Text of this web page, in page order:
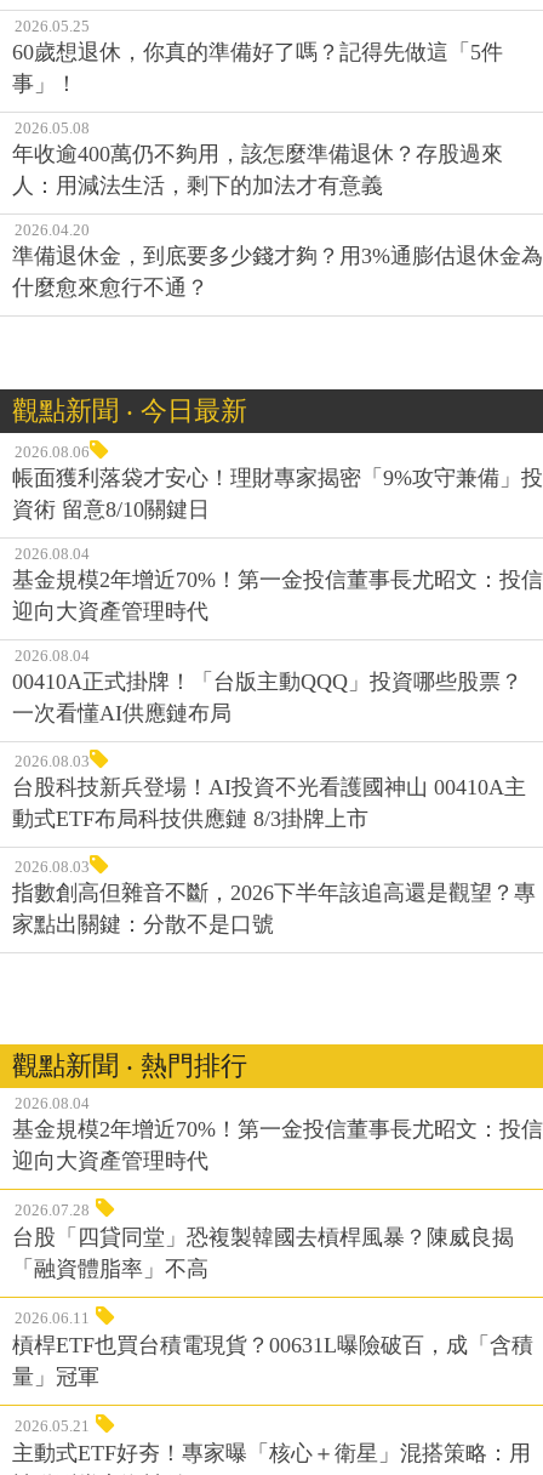
2026.05.25
60歲想退休，你真的準備好了嗎？記得先做這「5件
事」！
2026.05.08
年收逾400萬仍不夠用，該怎麼準備退休？存股過來
人：用減法生活，剩下的加法才有意義
2026.04.20
準備退休金，到底要多少錢才夠？用3%通膨估退休金為
什麼愈來愈行不通？
觀點新聞 ‧ 今日最新
2026.08.06
帳面獲利落袋才安心！理財專家揭密「9%攻守兼備」投
資術 留意8/10關鍵日
2026.08.04
基金規模2年增近70%！第一金投信董事長尤昭文：投信
迎向大資產管理時代
2026.08.04
00410A正式掛牌！「台版主動QQQ」投資哪些股票？
一次看懂AI供應鏈布局
2026.08.03
台股科技新兵登場！AI投資不光看護國神山 00410A主
動式ETF布局科技供應鏈 8/3掛牌上市
2026.08.03
指數創高但雜音不斷，2026下半年該追高還是觀望？專
家點出關鍵：分散不是口號
觀點新聞 ‧ 熱門排行
2026.08.04
基金規模2年增近70%！第一金投信董事長尤昭文：投信
迎向大資產管理時代
2026.07.28
台股「四貸同堂」恐複製韓國去槓桿風暴？陳威良揭
「融資體脂率」不高
2026.06.11
槓桿ETF也買台積電現貨？00631L曝險破百，成「含積
量」冠軍
2026.05.21
主動式ETF好夯！專家曝「核心＋衛星」混搭策略：用